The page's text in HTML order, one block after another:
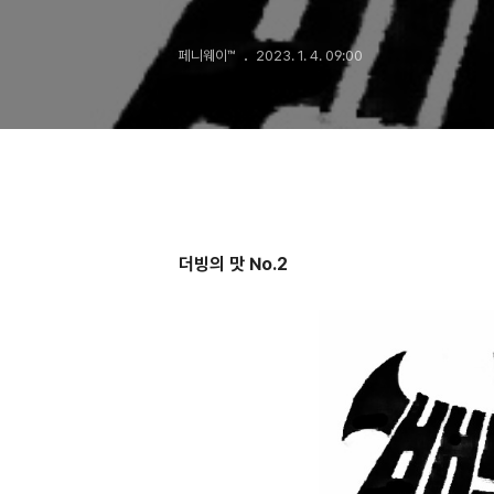
페니웨이™ 2023. 1. 4. 09:00
더빙의 맛 No.2